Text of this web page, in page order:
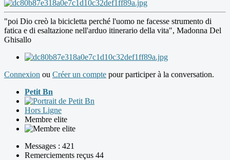
"poi Dio creò la bicicletta perché l'uomo ne facesse strumento di
fatica e di esaltazione nell'arduo itinerario della vita", Madonna Del
Ghisallo
Connexion ou Créer un compte pour participer à la conversation.
Petit Bn
Hors Ligne
Membre elite
Messages : 421
Remerciements reçus 44